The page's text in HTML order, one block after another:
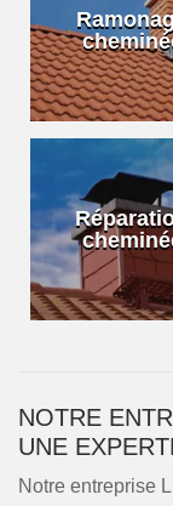
NOTRE
UNE
Notre entreprise